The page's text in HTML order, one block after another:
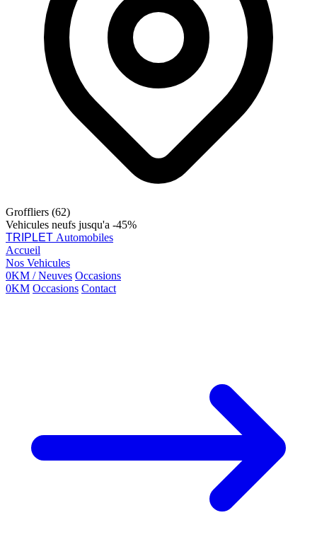
Groffliers (62)
Vehicules neufs jusqu'a -45%
TRIPLET Automobiles
Accueil
Nos Vehicules
0KM / Neuves Occasions
0KM Occasions Contact